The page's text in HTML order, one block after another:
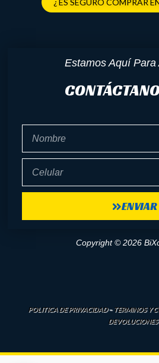
¿ ES SEGURO COMPRAR
Estamos Aquí Para
ENVIAR
Copyright © 2026
POLITICA DE PRIVACIDAD–TERMINOS Y
DEVOLUCIONES